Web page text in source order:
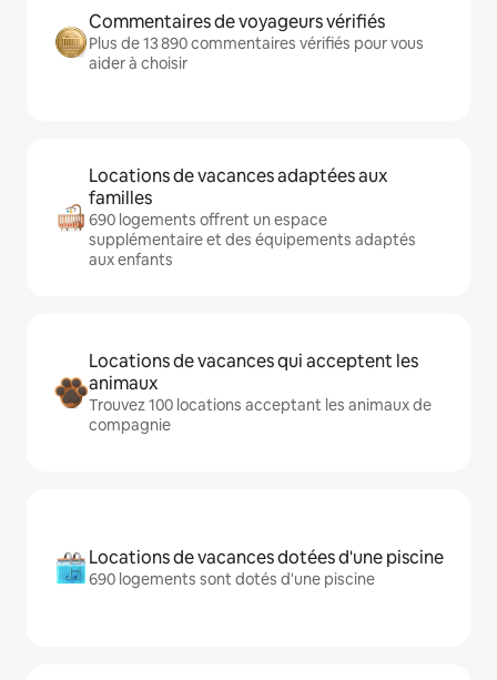
Commentaires de voyageurs vérifiés
Plus de 13 890 commentaires vérifiés pour vous
aider à choisir
Locations de vacances adaptées aux
familles
690 logements offrent un espace
supplémentaire et des équipements adaptés
aux enfants
Locations de vacances qui acceptent les
animaux
Trouvez 100 locations acceptant les animaux de
compagnie
Locations de vacances dotées d'une piscine
690 logements sont dotés d'une piscine